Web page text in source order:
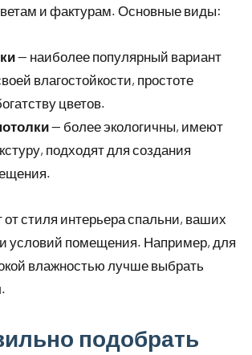
и фактурам. Основные виды:
— наиболее популярный вариант
влагостойкости, простоте
цветов.
— более экологичны, имеют
подходят для создания
стиля интерьера спальни, ваших
условий помещения. Например, для
влажностью лучше выбрать
подобрать